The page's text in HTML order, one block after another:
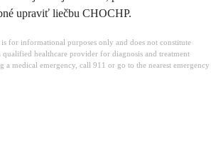
upraviť liečbu CHOCHP.
for informational purposes only and does not constitute
healthcare provider for diagnosis and treatment
a medical emergency, call 911 or go to the nearest emergency